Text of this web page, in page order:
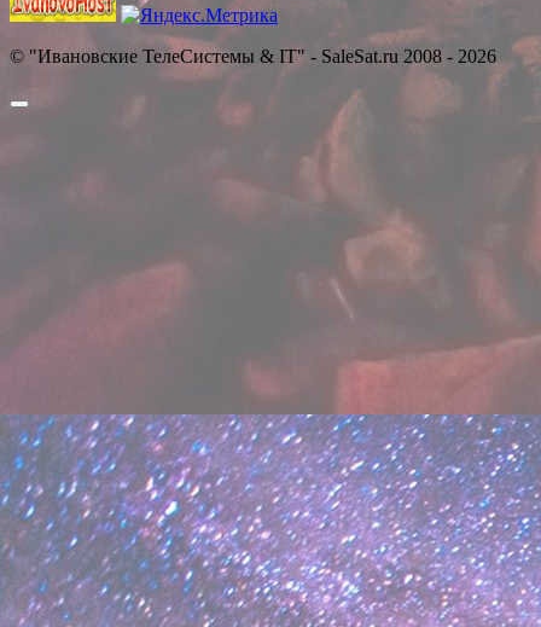
© "Ивановские ТелеСистемы & IT" - SaleSat.ru 2008 - 2026
Прокрутить